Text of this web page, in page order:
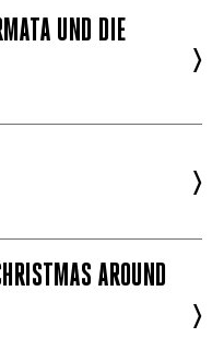
UND DIE
>
>
AROUND
>